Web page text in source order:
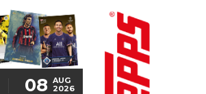
08 AUG
2026